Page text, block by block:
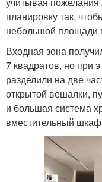
планировку так,
небольшой площади
Входная зона
7 квадратов, но при
разделили на две
открытой вешалки,
и большая система
вместительный